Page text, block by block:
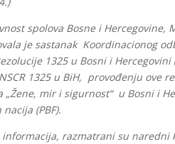
spolova Bosne i
je sastanak Koordinacionog
1325 u Bosni i
1325 u BiH, provođenju
mir i sigurnost“ u Bosni i
(PBF).
razmatrani su